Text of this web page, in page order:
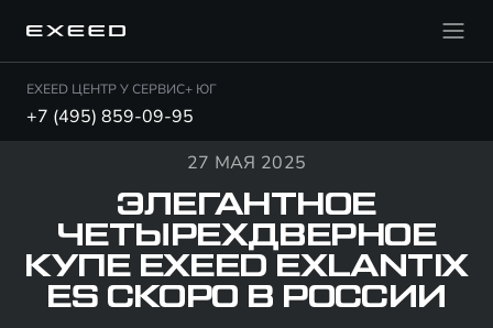
EXEED ЦЕНТР У СЕРВИС+ ЮГ
+7 (495) 859-09-95
27 МАЯ 2025
ЭЛЕГАНТНОЕ
ЧЕТЫРЕХДВЕРНОЕ
КУПЕ EXEED EXLANTIX
ES СКОРО В РОССИИ